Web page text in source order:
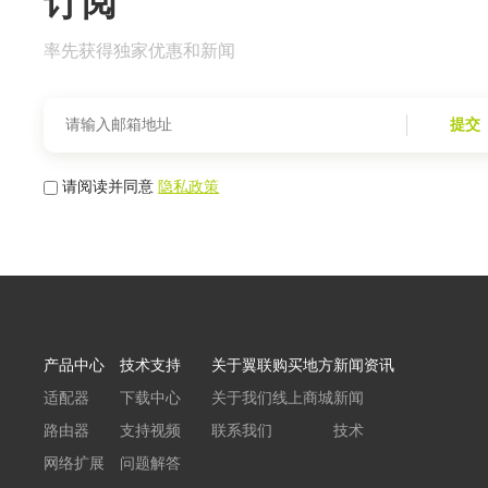
率先获得独家优惠和新闻
提交
请阅读并同意隐私政策
产品中心
适配器
路由器
网络扩展
技术支持
下载中心
支持视频
问题解答
关于翼联
关于我们
联系我们
购买地方
线上商城
新闻资讯
新闻
技术